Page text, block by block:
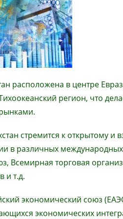
расположена в центре
регион, что
стремится к открытому
в различных
Всемирная торговая
и т.д.
экономический союз
экономических